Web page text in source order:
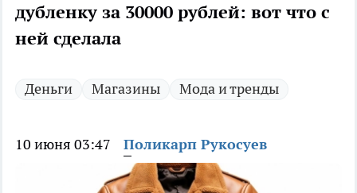
дубленку за 30000 рублей: вот что с
ней сделала
Деньги Магазины Мода и тренды
10 июня 03:47 Поликарп Рукосуев